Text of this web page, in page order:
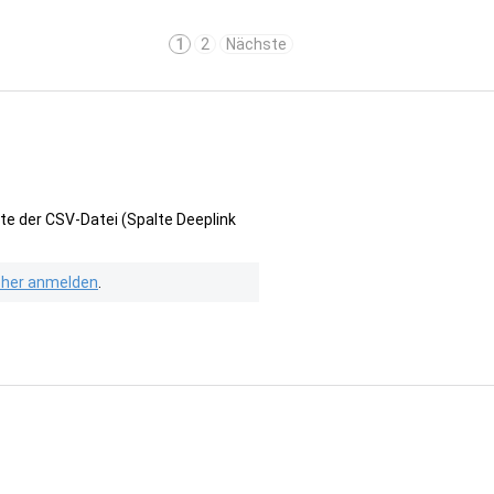
1 2 Nächste
der CSV-Datei (Spalte Deeplink
anmelden